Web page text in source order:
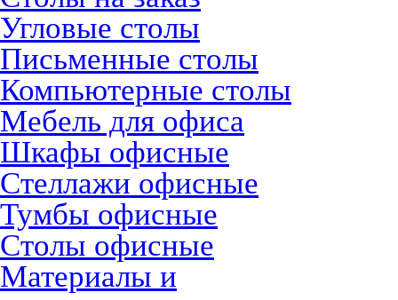
Угловые столы
Письменные столы
Компьютерные столы
Мебель для офиса
Шкафы офисные
Стеллажи офисные
Тумбы офисные
Столы офисные
Материалы и